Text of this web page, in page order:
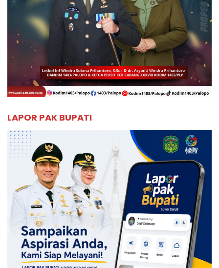
LAPOR PAK BUPATI